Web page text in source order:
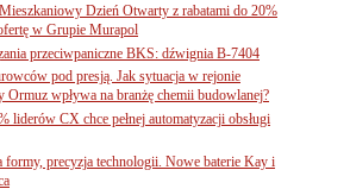
Dzień Otwarty z rabatami do 20%
w Grupie Murapol
przeciwpaniczne BKS: dźwignia B-7404
pod presją. Jak sytuacja w rejonie
Ormuz wpływa na branżę chemii budowlanej?
liderów CX chce pełnej automatyzacji obsługi
formy, precyzja technologii. Nowe baterie Kay i